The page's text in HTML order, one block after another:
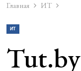
Главная ИТ
ИТ
Tut.by